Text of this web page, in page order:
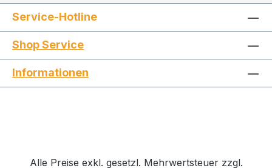
Service-Hotline
Shop Service
Informationen
Alle Preise exkl. gesetzl. Mehrwertsteuer zzgl.